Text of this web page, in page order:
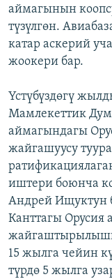
аймагынын
түзүлгөн.
катар аскерий
жоокери бар.
Үстүбүздөгү
Мамлекеттик
аймагындагы
жайгашуусу
иштери боюнча
Андрей Ищуктун
Канттагы Орусия
15 жылга чейин
түрдө 5 жылга